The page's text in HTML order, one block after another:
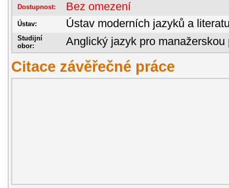
Dostupnost: Bez omezení
Ústav: Ústav moderních jazyků a
Studijní
obor:
Anglický jazyk pro manažerskou
Citace závěřečné práce